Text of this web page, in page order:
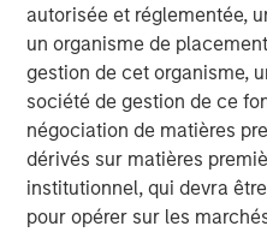
autorisée et réglementée,
un organisme de
gestion de cet organisme,
société de gestion de ce
négociation de matières
dérivés sur matières
institutionnel, qui devra
pour opérer sur les
However, market volatility
amid intensifying
in different parts of the
environment requires
dynamic, diversified, and
approach.
Global Macro Perspective2